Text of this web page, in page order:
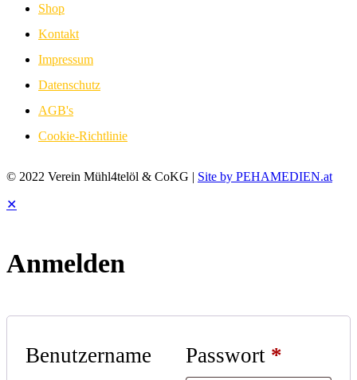
Shop
Kontakt
Impressum
Datenschutz
AGB's
Cookie-Richtlinie
© 2022 Verein Mühl4telöl & CoKG | Site by PEHAMEDIEN.at
✕
Anmelden
Benutzername
Passwort *